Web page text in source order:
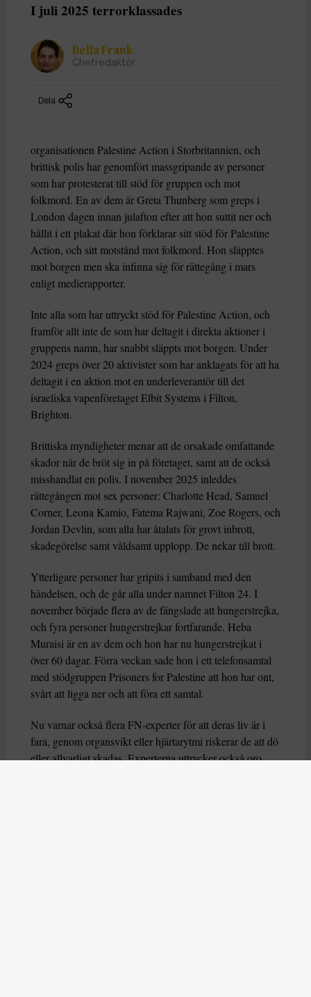
I juli 2025 terrorklassades
Bella Frank
Chefredaktör
Dela
organisationen Palestine Action i Storbritannien, och
brittisk polis har genomfört massgripande av personer
som har protesterat till stöd för gruppen och mot
folkmord. En av dem är Greta Thunberg som greps i
London dagen innan julafton efter att hon suttit ner och
hållit i ett plakat där hon förklarar sitt stöd för Palestine
Action, och sitt motstånd mot folkmord. Hon släpptes
mot borgen men ska infinna sig för rättegång i mars
enligt medierapporter.
Inte alla som har uttryckt stöd för Palestine Action, och
framför allt inte de som har deltagit i direkta aktioner i
gruppens namn, har snabbt släppts mot borgen. Under
2024 greps över 20 aktivister som har anklagats för att ha
deltagit i en aktion mot en underleverantör till det
israeliska vapenföretaget Elbit Systems i Filton,
Brighton.
Brittiska myndigheter menar att de orsakade omfattande
skador när de bröt sig in på företaget, samt att de också
misshandlat en polis. I november 2025 inleddes
rättegången mot sex personer: Charlotte Head, Samuel
Corner, Leona Kamio, Fatema Rajwani, Zoe Rogers, och
Jordan Devlin, som alla har åtalats för grovt inbrott,
skadegörelse samt våldsamt upplopp. De nekar till brott.
Ytterligare personer har gripits i samband med den
händelsen, och de går alla under namnet Filton 24. I
november började flera av de fängslade att hungerstrejka,
och fyra personer hungerstrejkar fortfarande. Heba
Muraisi är en av dem och hon har nu hungerstrejkat i
över 60 dagar. Förra veckan sade hon i ett telefonsamtal
med stödgruppen Prisoners for Palestine att hon har ont,
svårt att ligga ner och att föra ett samtal.
Nu varnar också flera FN-experter för att deras liv är i
fara, genom organsvikt eller hjärtarytmi riskerar de att dö
eller allvarligt skadas. Experterna uttrycker också oro